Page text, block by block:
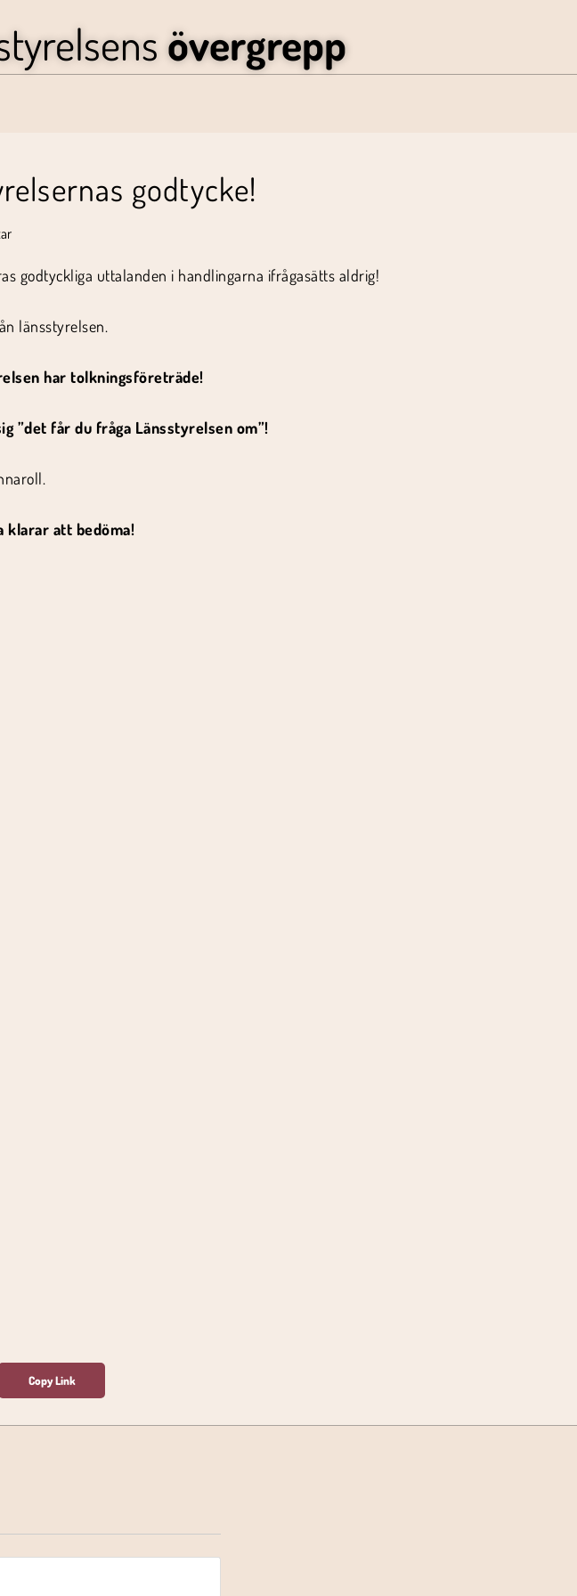
övergrepp
godtycke!
godtyckliga uttalanden i handlingarna ifrågasätts aldrig!
länsstyrelsen.
har tolkningsföreträde!
”det får du fråga Länsstyrelsen om”!
klarar att bedöma!